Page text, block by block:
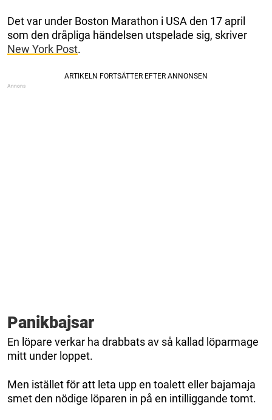
Det var under Boston Marathon i USA den 17 april
som den dråpliga händelsen utspelade sig, skriver
New York Post.
Panikbajsar
En löpare verkar ha drabbats av så kallad löparmage
mitt under loppet.
Men istället för att leta upp en toalett eller bajamaja
smet den nödige löparen in på en intilliggande tomt.